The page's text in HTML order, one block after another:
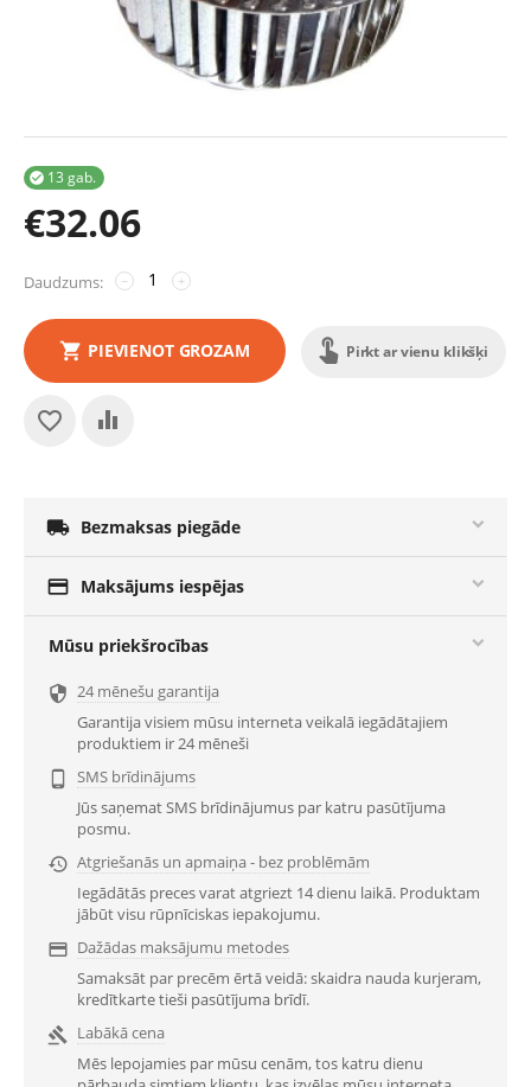
13 gab.

€32.06
Daudzums: +
−
PIEVIENOT GROZAM Pirkt ar vienu klikšķi
 Bezmaksas piegāde
 Maksājums iespējas
Mūsu priekšrocības
 24 mēnešu garantija
Garantija visiem mūsu interneta veikalā iegādātajiem
produktiem ir 24 mēneši

SMS brīdinājums
Jūs saņemat SMS brīdinājumus par katru pasūtījuma
posmu.
 Atgriešanās un apmaiņa - bez problēmām
Iegādātās preces varat atgriezt 14 dienu laikā. Produktam
jābūt visu rūpnīciskas iepakojumu.
 Dažādas maksājumu metodes
Samaksāt par precēm ērtā veidā: skaidra nauda kurjeram,
kredītkarte tieši pasūtījuma brīdī.

Labākā cena
Mēs lepojamies par mūsu cenām, tos katru dienu